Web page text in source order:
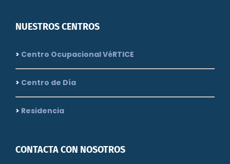
NUESTROS CENTROS
> Centro Ocupacional VéRTICE
> Centro de Día
> Residencia
CONTACTA CON NOSOTROS